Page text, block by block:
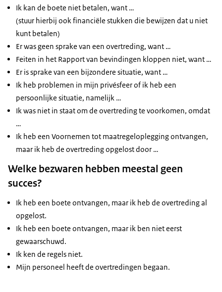
Ik kan de boete niet betalen, want …
(stuur hierbij ook financiële stukken die bewijzen dat u niet
kunt betalen)
Er was geen sprake van een overtreding, want …
Feiten in het Rapport van bevindingen kloppen niet, want …
Er is sprake van een bijzondere situatie, want …
Ik heb problemen in mijn privésfeer of ik heb een
persoonlijke situatie, namelijk …
Ik was niet in staat om de overtreding te voorkomen, omdat
…
Ik heb een Voornemen tot maatregeloplegging ontvangen,
maar ik heb de overtreding opgelost door …
Welke bezwaren hebben meestal geen
succes?
Ik heb een boete ontvangen, maar ik heb de overtreding al
opgelost.
Ik heb een boete ontvangen, maar ik ben niet eerst
gewaarschuwd.
Ik ken de regels niet.
Mijn personeel heeft de overtredingen begaan.